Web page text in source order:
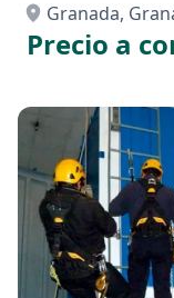
Granada,
Precio a